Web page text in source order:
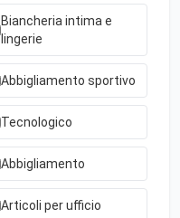
Biancheria intima e
lingerie
Abbigliamento sportivo
Tecnologico
Abbigliamento
Articoli per ufficio